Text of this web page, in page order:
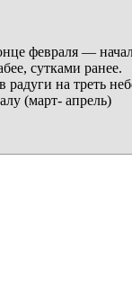
февраля —
сутками ранее.
на треть
(март- апрель)